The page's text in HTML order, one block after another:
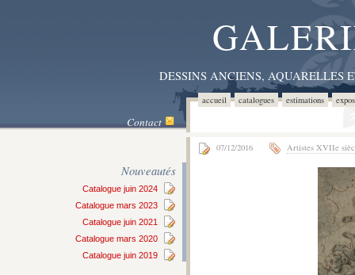
DESSINS ANCIENS,
accueil catalogues estimations
Contact
Nouveautés
Catalogue juin 2024
Catalogue mars 2023
Catalogue juin 2021
Catalogue mars 2020
Catalogue juin 2019
07/12/2016 Artistes XVIIe